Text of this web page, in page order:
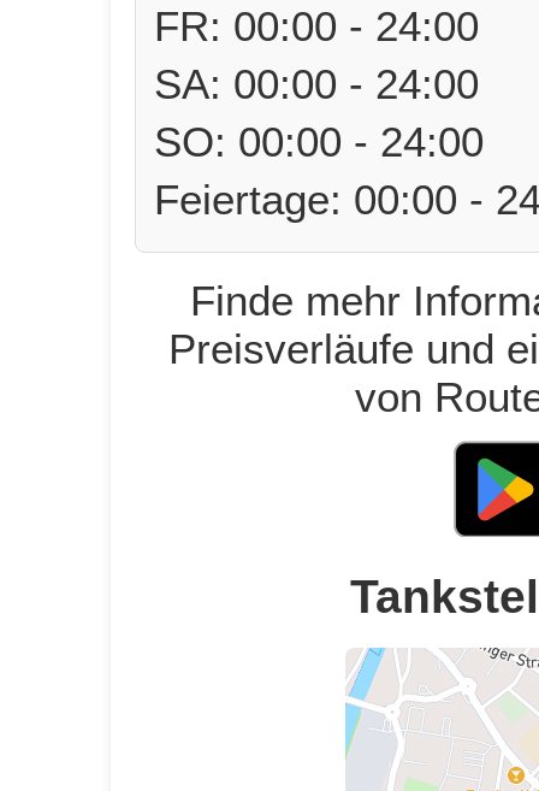
FR: 00:00 - 24:00
SA: 00:00 - 24:00
SO: 00:00 - 24:00
Feiertage: 00:00 -
Finde mehr
Preisverläufe und
von